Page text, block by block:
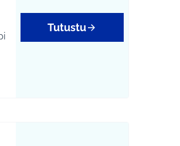
Tutustu